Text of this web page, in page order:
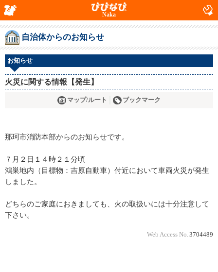
Naka
自治体からのお知らせ
お知らせ
火災に関する情報【発生】
マップ/ルート ブックマーク
那珂市消防本部からのお知らせです。
７月２日１４時２１分頃
鴻巣地内（目標物：吉原自動車）付近において車両火災が発生
しました。
どちらのご家庭におきましても、火の取扱いには十分注意して
下さい。
Web Access No. 3704489